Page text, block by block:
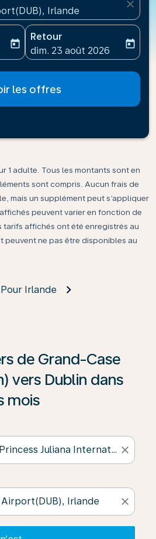
Irlande
close
date-aria-label
today
Retour
fc-booking-return-date-
dim. 23 août 2026
today
les offres
1 adulte. Tous les montants sont en
sont compris. Aucun frais de
mais un supplément peut s’appliquer
peuvent varier en fonction de
affichés ont été enregistrés au
peuvent ne pas être disponibles au
Pour Irlande
de Grand-Case
vers Dublin dans
mois
close
close
disponible, cliquez sur «